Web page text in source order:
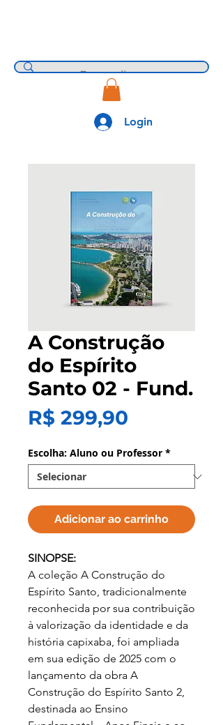
Login
A Construção
do Espírito
Santo 02 - Fund.
R$ 299,90
Escolha: Aluno ou Professor *
Adicionar ao carrinho
SINOPSE:
A coleção A Construção do
Espírito Santo, tradicionalmente
reconhecida por sua contribuição
à valorização da identidade e da
história capixaba, foi ampliada
em sua edição de 2025 com o
lançamento da obra A
Construção do Espírito Santo 2,
destinada ao Ensino